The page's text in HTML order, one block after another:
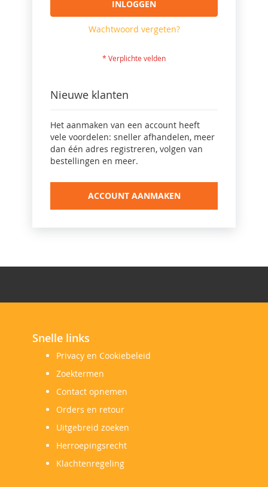
INLOGGEN
Wachtwoord vergeten?
Nieuwe klanten
Het aanmaken van een account heeft
vele voordelen: sneller afhandelen, meer
dan één adres registreren, volgen van
bestellingen en meer.
ACCOUNT AANMAKEN
Snelle links
Privacy en Cookiebeleid
Zoektermen
Contact opnemen
Orders en retour
Uitgebreid zoeken
Herroepingsrecht
Klachtenregeling